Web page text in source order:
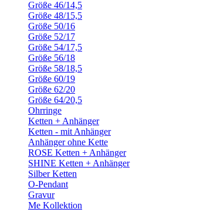
Größe 46/14,5
Größe 48/15,5
Größe 50/16
Größe 52/17
Größe 54/17,5
Größe 56/18
Größe 58/18,5
Größe 60/19
Größe 62/20
Größe 64/20,5
Ohrringe
Ketten + Anhänger
Ketten - mit Anhänger
Anhänger ohne Kette
ROSE Ketten + Anhänger
SHINE Ketten + Anhänger
Silber Ketten
O-Pendant
Gravur
Me Kollektion